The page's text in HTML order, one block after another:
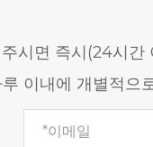
시면 즉시(24시간
이내에 개별적으